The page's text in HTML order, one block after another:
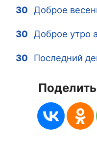
30 Доброе
30 Доброе утро
30 Последний